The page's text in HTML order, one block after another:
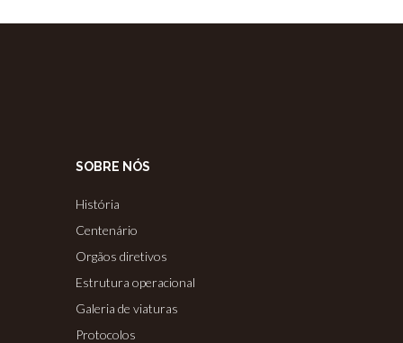
SOBRE NÓS
História
Centenário
Orgãos diretivos
Estrutura operacional
Galeria de viaturas
Protocolos